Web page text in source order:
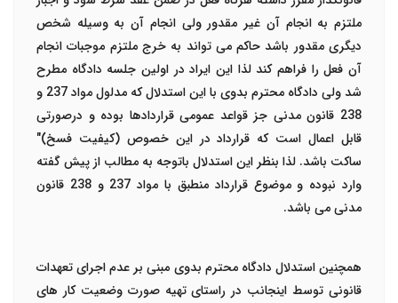
ملتزم به انجام آن غیر مقدور ولی انجام آن به وسیله شخص
دیگری مقدور باشد حاکم می تواند به خرج ملتزم موجبات انجام
آن فعل را فراهم کند لذا این ایراد در اولین جلسه دادگاه مطرح
شد ولی دادگاه محترم بدوی با این استدلال که مدلول مواد 237 و
238 قانون مدنی جز قواعد عمومی قراردادها بوده و درصورتی
قابل اعمال است که قرارداد در این خصوص (کیفیت فسخ)"
ساکت باشد. لذا بنظر این استدلال باتوجه به مطالب از پیش گفته
وارد نبوده و موضوع قرارداد منطبق با مواد 237 و 238 قانون
مدنی می باشد.
همچنین استدلال دادگاه محترم بدوی مبنی بر عدم اجرای تعهدات
قانونی توسط اینجانب در راستای تهیه صورت وضعیت کار های